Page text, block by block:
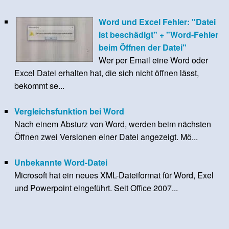
Word und Excel Fehler: "Datei
ist beschädigt" + "Word-Fehler
beim Öffnen der Datei"
Wer per Email eine Word oder
Excel Datei erhalten hat, die sich nicht öffnen lässt,
bekommt se...
Vergleichsfunktion bei Word
Nach einem Absturz von Word, werden beim nächsten
Öffnen zwei Versionen einer Datei angezeigt. Mö...
Unbekannte Word-Datei
Microsoft hat ein neues XML-Dateiformat für Word, Exel
und Powerpoint eingeführt. Seit Office 2007...